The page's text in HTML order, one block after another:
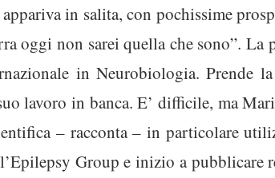
in salita, con pochissime
oggi non sarei quella che sono”.
in Neurobiologia. Prende
lavoro in banca. E’ difficile, ma
– racconta – in particolare
Group e inizio a